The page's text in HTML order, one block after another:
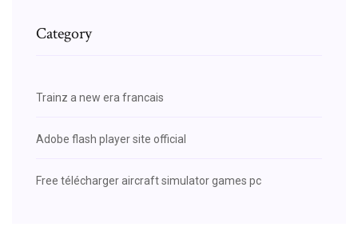
Category
Trainz a new era francais
Adobe flash player site official
Free télécharger aircraft simulator games pc